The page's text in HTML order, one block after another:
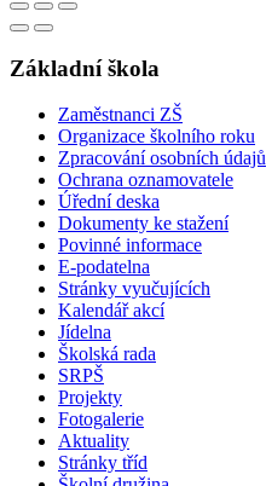
Základní škola
Zaměstnanci ZŠ
Organizace školního roku
Zpracování osobních údajů
Ochrana oznamovatele
Úřední deska
Dokumenty ke stažení
Povinné informace
E-podatelna
Stránky vyučujících
Kalendář akcí
Jídelna
Školská rada
SRPŠ
Projekty
Fotogalerie
Aktuality
Stránky tříd